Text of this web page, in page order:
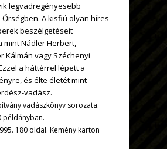
legvadregényesebb
A kisfiú olyan híres
beszélgetéseit
mint Nádler Herbert,
Kálmán vagy Széchenyi
a háttérrel lépett a
és élte életét mint
vadász.
vadászkönyv sorozata.
példányban.
180 oldal. Kemény karton